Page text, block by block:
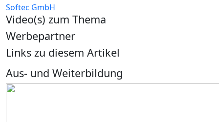
Softec GmbH
Video(s) zum Thema
Werbepartner
Links zu diesem Artikel
Aus- und Weiterbildung